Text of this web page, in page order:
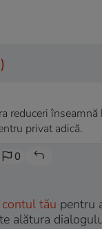
reduceri
privat adică.
0
tău pentru
alătura